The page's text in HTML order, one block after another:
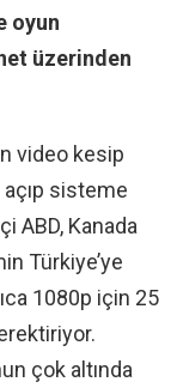
oyun
üzerinden
video kesip
açıp sisteme
ABD, Kanada
Türkiye’ye
1080p için 25
çok altında